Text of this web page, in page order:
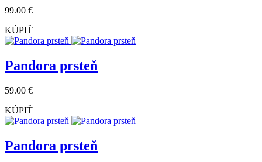
99.00 €
KÚPIŤ
Pandora prsteň
59.00 €
KÚPIŤ
Pandora prsteň